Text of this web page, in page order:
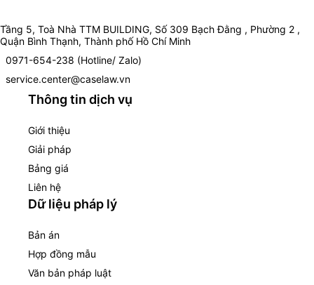
Tầng 5, Toà Nhà TTM BUILDING, Số 309 Bạch Đằng , Phường 2 ,
Quận Bình Thạnh, Thành phố Hồ Chí Minh
0971-654-238 (Hotline/ Zalo)
service.center@caselaw.vn
Thông tin dịch vụ
Giới thiệu
Giải pháp
Bảng giá
Liên hệ
Dữ liệu pháp lý
Bản án
Hợp đồng mẫu
Văn bản pháp luật